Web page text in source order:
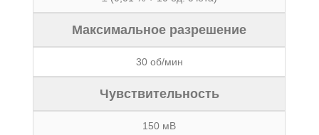
Максимальное разрешение
30 об/мин
Чувствительность
150 мВ